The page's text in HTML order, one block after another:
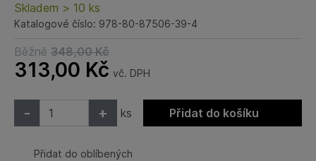
Skladem > 10 ks
Katalogové číslo: 978-80-87506-39-4
Běžně 348,00 Kč
313,00 Kč vč. DPH
- + ks Přidat do košíku
Přidat do oblíbených